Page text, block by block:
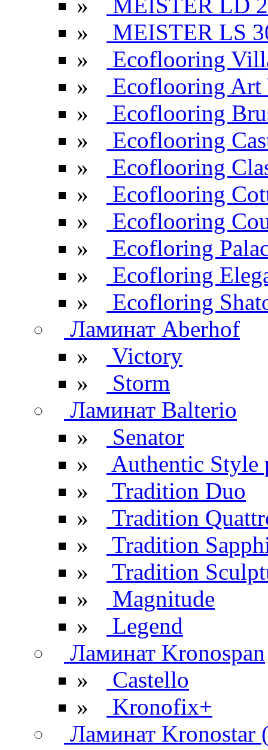
»
MEISTER LD
»
MEISTER LS
»
Ecoflooring
»
Ecoflooring Art
»
Ecoflooring
»
Ecoflooring
»
Ecoflooring
»
Ecoflooring
»
Ecoflooring
»
Ecofloring
»
Ecofloring
»
Ecofloring
Ламинат Aberhof
»
Victory
»
Storm
Ламинат Balterio
»
Senator
»
Authentic Style
»
Tradition Duo
»
Tradition
»
Tradition
»
Tradition
»
Magnitude
»
Legend
Ламинат Kronospan
»
Castello
»
Kronofix+
Ламинат Kronostar